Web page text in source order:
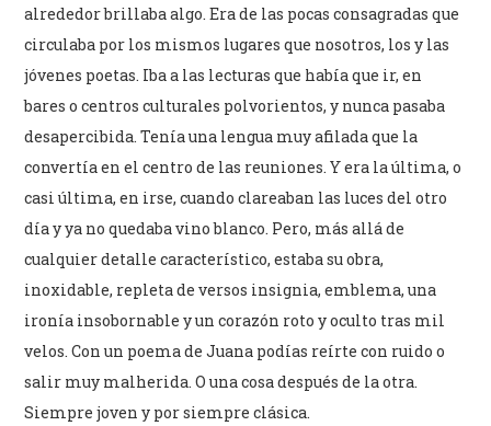
alrededor brillaba algo. Era de las pocas consagradas que
circulaba por los mismos lugares que nosotros, los y las
jóvenes poetas. Iba a las lecturas que había que ir, en
bares o centros culturales polvorientos, y nunca pasaba
desapercibida. Tenía una lengua muy afilada que la
convertía en el centro de las reuniones. Y era la última, o
casi última, en irse, cuando clareaban las luces del otro
día y ya no quedaba vino blanco. Pero, más allá de
cualquier detalle característico, estaba su obra,
inoxidable, repleta de versos insignia, emblema, una
ironía insobornable y un corazón roto y oculto tras mil
velos. Con un poema de Juana podías reírte con ruido o
salir muy malherida. O una cosa después de la otra.
Siempre joven y por siempre clásica.